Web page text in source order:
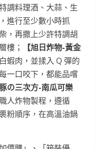
調料理酒、大蒜、生
進行至少數小時抓
，再撒上少許特調胡
樓；
【旭日炸物-黃金
蝦肉，並揉入 Q 彈的
一口咬下，都能品嚐
豚の三次方-南瓜可樂
人炸物製程，遵循
粉順序，在高溫油鍋